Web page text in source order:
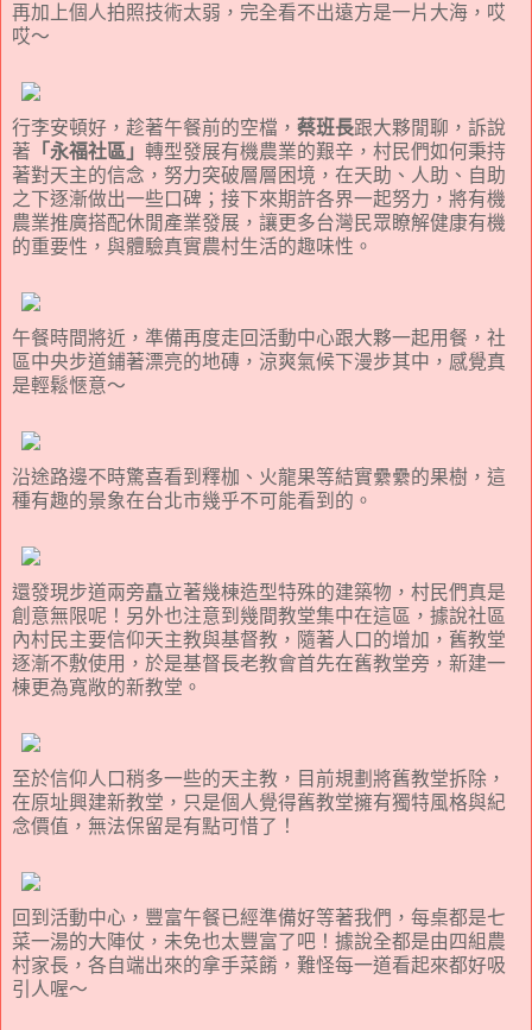
再加上個人拍照技術太弱，完全看不出遠方是一片大海，哎
哎～
行李安頓好，趁著午餐前的空檔， 蔡班長跟大夥閒聊，訴說
著 「永福社區」 轉型發展有機農業的艱辛，村民們如何秉持
著對天主的信念，努力突破層層困境，在天助、人助、自助
之下逐漸做出一些口碑；接下來期許各界一起努力，將有機
農業推廣搭配休閒產業發展，讓更多台灣民眾瞭解健康有機
的重要性，與體驗真實農村生活的趣味性。
午餐時間將近，準備再度走回活動中心跟大夥一起用餐，社
區中央步道鋪著漂亮的地磚，涼爽氣候下漫步其中，感覺真
是輕鬆愜意～
沿途路邊不時驚喜看到釋枷、火龍果等結實纍纍的果樹，這
種有趣的景象在台北市幾乎不可能看到的。
還發現步道兩旁矗立著幾棟造型特殊的建築物，村民們真是
創意無限呢！另外也注意到幾間教堂集中在這區，據說社區
內村民主要信仰天主教與基督教，隨著人口的增加，舊教堂
逐漸不敷使用，於是基督長老教會首先在舊教堂旁，新建一
棟更為寬敞的新教堂。
至於信仰人口稍多一些的天主教，目前規劃將舊教堂拆除，
在原址興建新教堂，只是個人覺得舊教堂擁有獨特風格與紀
念價值，無法保留是有點可惜了！
回到活動中心，豐富午餐已經準備好等著我們，每桌都是七
菜一湯的大陣仗，未免也太豐富了吧！據說全都是由四組農
村家長，各自端出來的拿手菜餚，難怪每一道看起來都好吸
引人喔～